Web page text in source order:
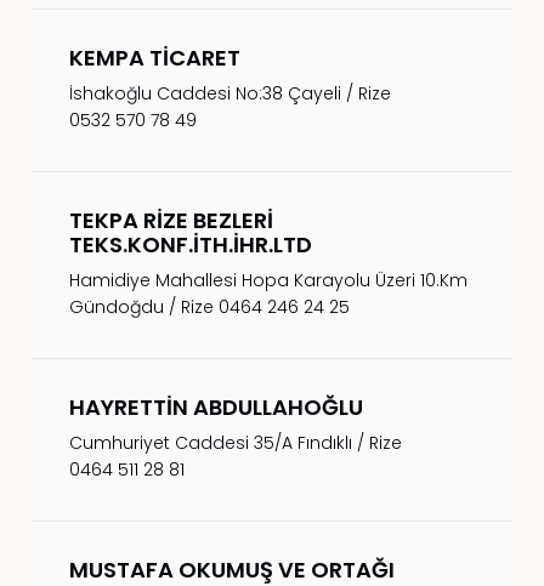
KEMPA TİCARET
İshakoğlu Caddesi No:38 Çayeli / Rize
0532 570 78 49
TEKPA RİZE BEZLERİ
TEKS.KONF.İTH.İHR.LTD
Hamidiye Mahallesi Hopa Karayolu Üzeri 10.Km
Gündoğdu / Rize 0464 246 24 25
HAYRETTİN ABDULLAHOĞLU
Cumhuriyet Caddesi 35/A Fındıklı / Rize
0464 511 28 81
MUSTAFA OKUMUŞ VE ORTAĞI